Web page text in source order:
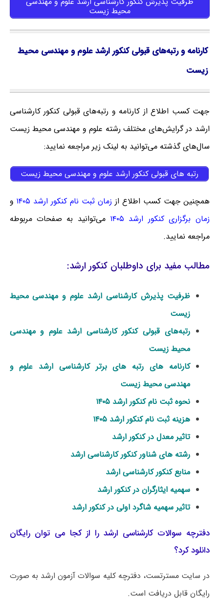
محیط زیست
کارنامه و رتبه‌های قبولی کنکور ارشد علوم و مهندسی محیط
زیست
جهت کسب اطلاع از کارنامه و رتبه‌های قبولی کنکور کارشناسی
ارشد در گرایش‌های مختلف رشته علوم و مهندسی محیط زیست
سال‌های گذشته می‌توانید به لینک زیر مراجعه نمایید:
رتبه های قبولی کنکور ارشد علوم و مهندسی محیط زیست
همچنین جهت کسب اطلاع از زمان ثبت نام کنکور ارشد ۱۴۰۵
و
زمان برگزاری کنکور ارشد ۱۴۰۵
می‌توانید به صفحات مربوطه
مراجعه نمایید.
مطالب مفید برای داوطلبان کنکور ارشد:
ظرفیت پذیرش کارشناسی ارشد علوم و مهندسی محیط
زیست
رتبه‌های قبولی کنکور کارشناسی ارشد علوم و مهندسی
محیط زیست
کارنامه های رتبه های برتر کارشناسی ارشد علوم و
مهندسی محیط زیست
نحوه ثبت نام کنکور ارشد ۱۴۰۵
هزینه ثبت نام کنکور ارشد ۱۴۰۵
تاثیر معدل در کنکور ارشد
رشته های شناور کنکور کارشناسی ارشد
منابع کنکور کارشناسی ارشد
سهمیه ایثارگران در کنکور ارشد
تاثیر سهمیه شاگرد اولی در کنکور ارشد
دفترچه سوالات کارشناسی ارشد را از کجا می توان رایگان
دانلود کرد؟
در سایت مسترتست، دفترچه کلیه سوالات آزمون ارشد به صورت
رایگان قابل دریافت است.